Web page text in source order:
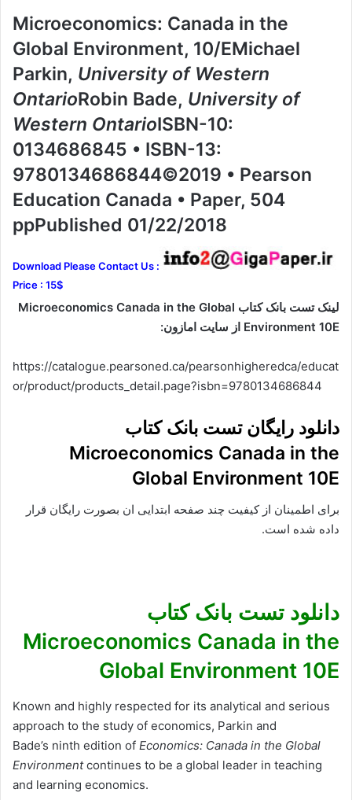
Microeconomics: Canada in the
Global Environment, 10/EMichael
Parkin, University of Western
OntarioRobin Bade, University of
Western OntarioISBN-10:
0134686845 • ISBN-13:
9780134686844©2019 • Pearson
Education Canada • Paper, 504
ppPublished 01/22/2018
Download Please Contact Us :
Price : 15$
لینک تست بانک کتاب Microeconomics Canada in the Global
Environment 10E از سایت امازون:
https://catalogue.pearsoned.ca/pearsonhigheredca/educat
or/product/products_detail.page?isbn=9780134686844
دانلود رایگان تست بانک کتاب
Microeconomics Canada in the
Global Environment 10E
برای اطمینان از کیفیت چند صفحه ابتدایی ان بصورت رایگان قرار
داده شده است.
دانلود تست بانک کتاب
Microeconomics Canada in the
Global Environment 10E
Known and highly respected for its analytical and serious
approach to the study of economics, Parkin and
Bade’s ninth edition of Economics: Canada in the Global
Environmentcontinues to be a global leader in teaching
and learning economics.